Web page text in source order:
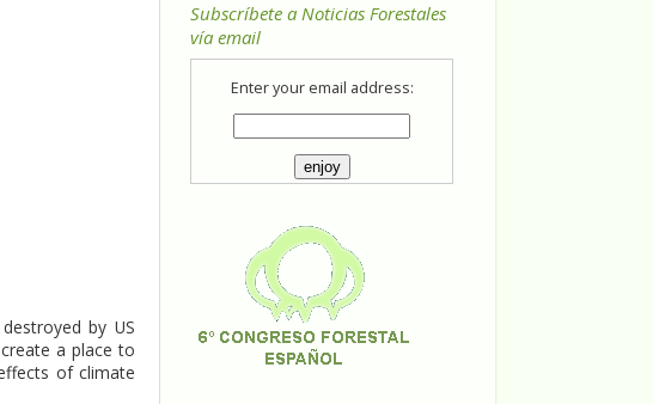
by US
a place to
of climate
Subscríbete a Noticias Forestales
vía email
Enter your email address: